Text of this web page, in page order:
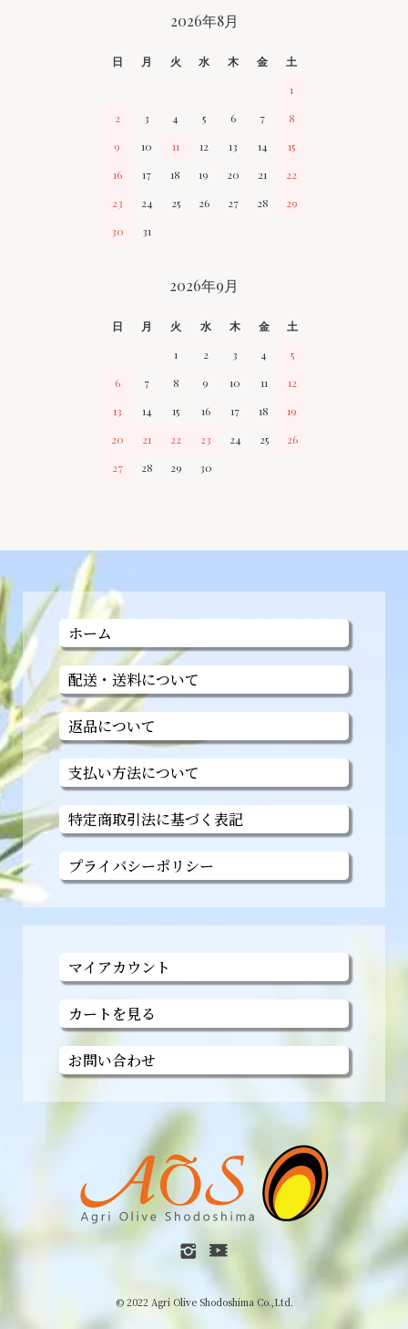
2026年8月
日 月 火 水 木 金
土
1
2
3 4 5 6 7
8
9
10 11 12 13 14
15
16
17 18 19 20 21
22
23
24 25 26 27 28
29
30
31
2026年9月
日 月 火 水 木 金
土
1
2 3 4
5
6
7 8 9 10 11
12
13
14 15 16 17 18
19
20
21 22 23 24 25
26
27
28 29 30
ホーム
配送・送料について
返品について
支払い方法について
特定商取引法に基づく表記
プライバシーポリシー
マイアカウント
カートを見る
お問い合わせ
© 2022 Agri Olive Shodoshima Co.,Ltd.